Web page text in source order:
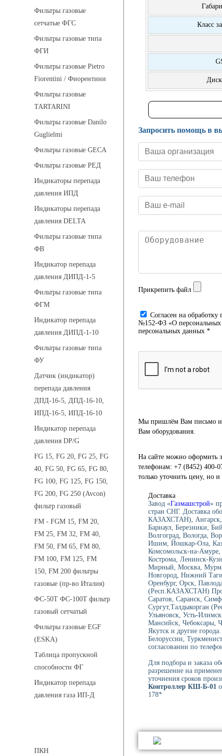
Фильтры газовые
сетчатые ФГС
Фильтры газовые типа
ФГИ
Фильтры газовые Pietro
Fiorentini / Фиорентини
Фильтры газовые
TARTARINI
Фильтры газовые Danilo
Guglielmi
Фильтры газовые GECA
Фильтры газовые РЕД
Индикаторы перепада
давления ИПД
Индикаторы перепада
давления DELTA
Фильтры газовые типа
ФВ
Индикатор перепада
давления ДИПД-1-5
Фильтры газовые типа
ФГМ
Индикатор перепада
давления ДИПД-1-10
Фильтры газовые типа
ФУ
Датчик (индикатор)
перепада давления
ДПД-16-5, ДПД-16-10,
ИПД-16-5, ИПД-16-10
Индикатор перепада
давления DP/G
FG 15, FG 20, FG 25, FG
40, FG 50, FG 65, FG 80,
FG 100, FG 125, FG 150,
FG 200, FG 250 (Avcon)
фильтр газовый
FM - FGM 15, FM 20,
FM 25, FM 32, FM 40,
FM 50, FM 65, FM 80,
FM 100, FM 125, FM
150, FM 200 фильтры
газовые (пр-во Италия)
ФС-50Т ФС-100Т фильтр
газовый сетчатый
Фильтры газовые EGF
(ESKA)
Таблица пропускной
способности ФГ
Индикатор перепада
давления газа ИП-Д
ПКН
Класс
Запросить помощь в
Прикрепить файл
Cогласен на
№152-ФЗ «О персональных
персональных данных *
Мы пришлём Вам письмо и
Вам оборудования.
На сайте можно оформить
телефонам: +7 (8452) 400-
только уточнить цену, но
Доставка
Завод «Газмашстрой»
стран СНГ. Доставка
КАЗАХСТАН), Ангарск,
Барнаул, Березники,
Волгоград, Вологда,
Ишим, Йошкар-Ола,
Комсомольск-на-
Кострома, Ленинск-
Мирный, Москва,
Новгород, Нижний
Оренбург, Орск,
(Респ.КАЗАХСТАН)
Саратов, Саранск,
Сургут,Талдыкорган
Ульяновск, Усть-
Мансийск, Чебоксары,
Якутск и другие
Белоруссии,
согласовании по
Для подбора и заказа
разрешение на
уточнения сроков
Контроллер КШ-Б-01
178*